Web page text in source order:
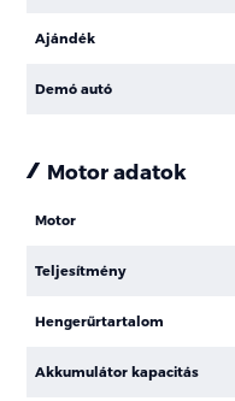
Ajándék
Demó autó
Motor adatok
Motor
Teljesítmény
Hengerűrtartalom
Akkumulátor kapacitás